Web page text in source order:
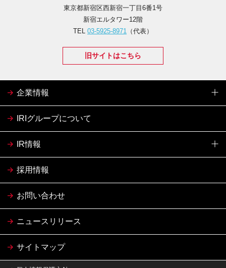
東京都新宿区西新宿一丁目6番1号
新宿エルタワー12階
TEL 03-5925-8971 （代表）
旧サイトはこちら
企業情報
IRIグループについて
IR情報
採用情報
お問い合わせ
ニュースリリース
サイトマップ